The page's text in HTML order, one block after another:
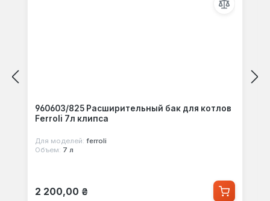
960603/825 Расширительный бак для котлов
Ferroli 7л клипса
Для моделей: ferroli
Объем: 7 л
Обычная цена:
2 200,00 ₴